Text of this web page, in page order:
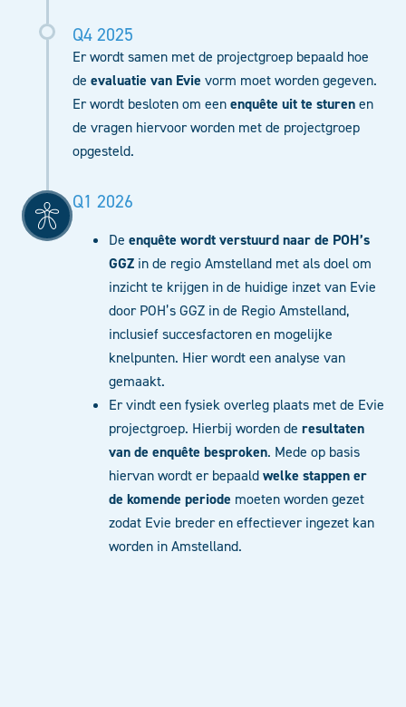
Q4 2025
Er wordt samen met de projectgroep bepaald hoe
de evaluatie van Evie vorm moet worden gegeven.
Er wordt besloten om eenenquête uit te sturenen
de vragen hiervoor worden met de projectgroep
opgesteld.
Q1 2026
De enquête wordt verstuurdnaar de POH’s
GGZ in de regio Amstelland met als doel om
inzicht te krijgen in de huidige inzet van Evie
door POH’s GGZ in de Regio Amstelland,
inclusief succesfactoren en mogelijke
knelpunten. Hier wordt een analyse van
gemaakt.
Er vindt een fysiek overleg plaats met de Evie
projectgroep. Hierbij worden de resultaten
van de enquête besproken. Mede op basis
hiervan wordt er bepaaldwelke stappen er
de komende periode moeten worden gezet
zodat Evie breder en effectiever ingezet kan
worden in Amstelland.